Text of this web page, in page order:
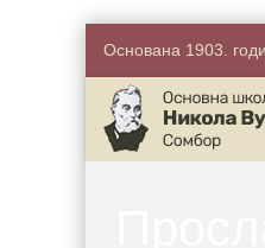
Основана 1903.